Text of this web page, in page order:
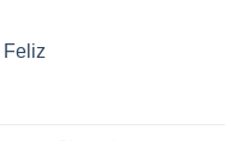
Feliz